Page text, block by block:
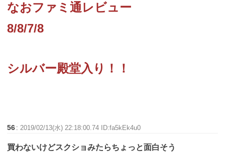
なおファミ通レビュー
8/8/7/8
シルバー殿堂入り！！
56 : 2019/02/13(水) 22:18:00.74 ID:fa5kEk4u0
買わないけどスクショみたらちょっと面白そう